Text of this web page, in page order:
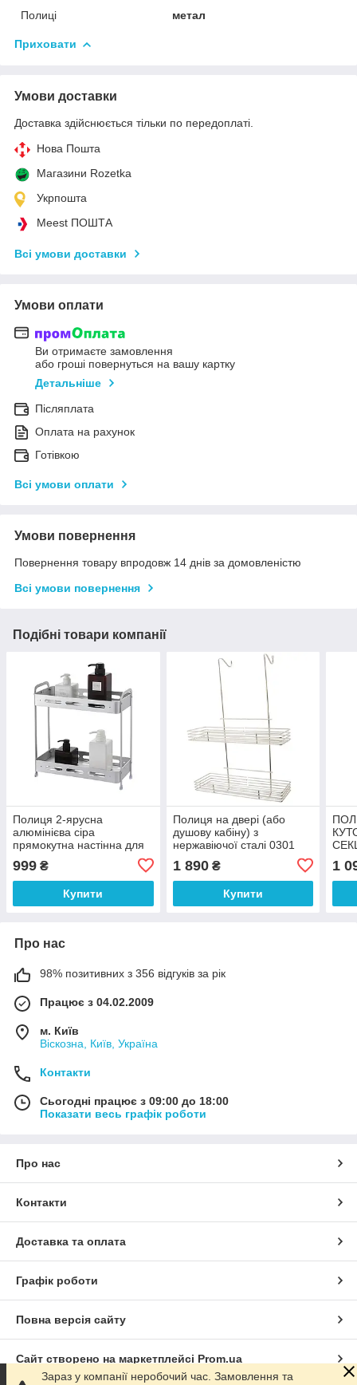
Полиці
метал
Приховати
Умови доставки
Доставка здійснюється тільки по передоплаті.
Нова Пошта
Магазини Rozetka
Укрпошта
Meest ПОШТА
Всі умови доставки
Умови оплати
Ви отримаєте замовлення
або гроші повернуться на вашу картку
Детальніше
Післяплата
Оплата на рахунок
Готівкою
Всі умови оплати
Умови повернення
Повернення товару впродовж 14 днів за домовленістю
Всі умови повернення
Подібні товари компанії
Полиця 2-ярусна
алюмінієва сіра
прямокутна настінна для
333x155x359 мм (EBA-
3540 AL))
999 ₴
Купити
Полиця на двері (або
душову кабіну) з
нержавіючої сталі 0301
1 890₴
Купити
1
Про нас
98% позитивних з 356 відгуків за рік
Працює з 04.02.2009
м. Київ
Віскозна, Київ, Україна
Контакти
Сьогодні працює з 09:00 до 18:00
Показати весь графік роботи
Про нас
Контакти
Доставка та оплата
Графік роботи
Повна версія сайту
Сайт створено на маркетплейсі Prom.ua
Зараз у компанії неробочий час. Замовлення та